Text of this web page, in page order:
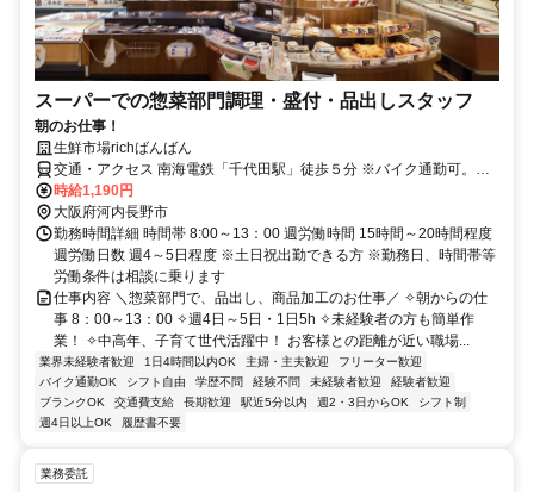
スーパーでの惣菜部門調理・盛付・品出しスタッフ
朝のお仕事！
生鮮市場richばんばん
交通・アクセス 南海電鉄「千代田駅」徒歩５分 ※バイク通勤可。車
通勤は正社員のみ可。
時給1,190円
大阪府河内長野市
勤務時間詳細 時間帯 8:00～13：00 週労働時間 15時間～20時間程度
週労働日数 週4～5日程度 ※土日祝出勤できる方 ※勤務日、時間帯等
労働条件は相談に乗ります
仕事内容 ＼惣菜部門で、品出し、商品加工のお仕事／ ✧朝からの仕
事 8：00～13：00 ✧週4日～5日・1日5h ✧未経験者の方も簡単作
業！ ✧中高年、子育て世代活躍中！ お客様との距離が近い職場...
業界未経験者歓迎 1日4時間以内OK 主婦・主夫歓迎
フリーター歓迎
バイク通勤OK
シフト自由 学歴不問 経験不問 未経験者歓迎
経験者歓迎
ブランクOK
交通費支給 長期歓迎 駅近5分以内 週2・3日からOK
シフト制
週4日以上OK
履歴書不要
業務委託